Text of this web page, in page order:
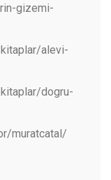
gizemi-
alevi-
dogru-
muratcatal/